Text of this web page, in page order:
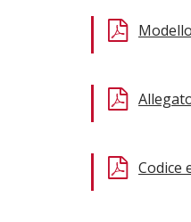
Codice